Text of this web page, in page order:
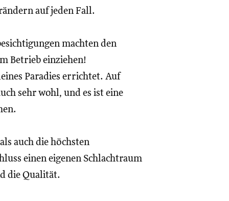
auf jeden Fall.
machten den
Betrieb einziehen!
Paradies errichtet. Auf
sehr wohl, und es ist eine
auch die höchsten
einen eigenen Schlachtraum
die Qualität.